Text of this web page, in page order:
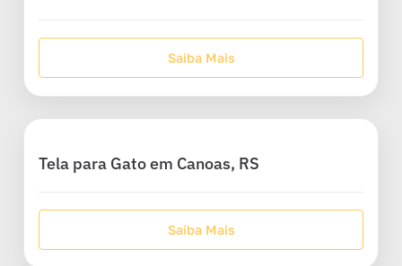
Saiba Mais
Tela para Gato em Canoas, RS
Saiba Mais